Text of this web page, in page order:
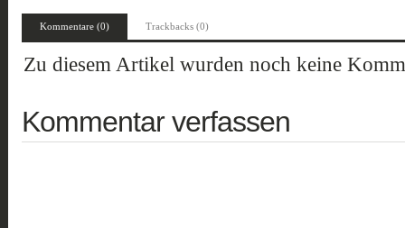
Kommentare (0) Trackbacks (0)
Zu diesem Artikel wurden noch keine
Kommentar verfassen